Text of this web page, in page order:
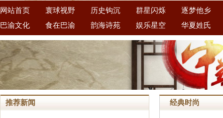
网站首页 寰球视野 历史钩沉 群星闪烁
逐梦他乡
巴渝文化
食在巴渝 韵海诗苑 娱乐星空 华夏姓氏
推荐新闻 经典时尚